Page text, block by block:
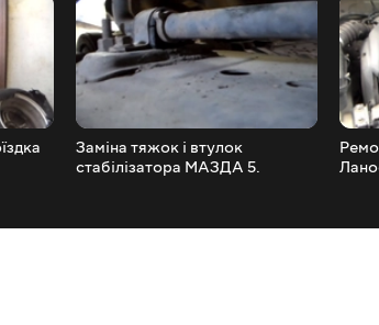
Заміна тяжок і втулок
стабілізатора МАЗДА 5.